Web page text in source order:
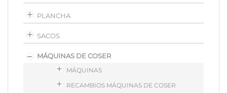
PLANCHA
SACOS
MÁQUINAS DE COSER
MÁQUINAS
RECAMBIOS MÁQUINAS DE COSER